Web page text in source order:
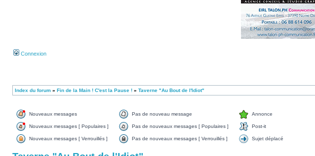
Connexion
Index du forum » Fin de la Main ! C'est la Pause ! » Taverne "Au Bout de l'Idiot"
Nouveaux messages Pas de nouveau message Annonce
Nouveaux messages [ Populaires ] Pas de nouveaux messages [ Populaires ] Post-it
Nouveaux messages [ Verrouillés ] Pas de nouveaux messages [ Verrouillés ] Sujet déplacé